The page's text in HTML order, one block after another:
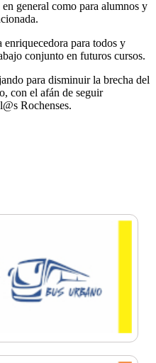
general como para alumnos y
enriquecedora para todos y
conjunto en futuros cursos.
para disminuir la brecha del
con el afán de seguir
Rochenses.